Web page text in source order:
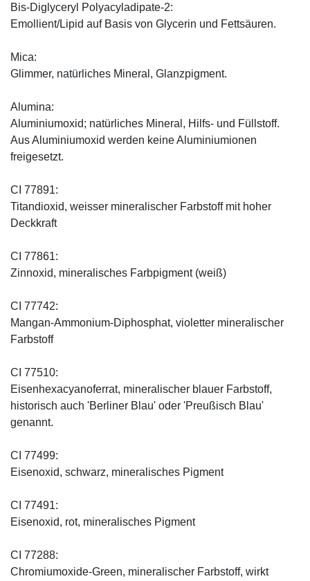
Bis-Diglyceryl Polyacyladipate-2:
Emollient/Lipid auf Basis von Glycerin und Fettsäuren.
Mica:
Glimmer, natürliches Mineral, Glanzpigment.
Alumina:
Aluminiumoxid; natürliches Mineral, Hilfs- und Füllstoff.
Aus Aluminiumoxid werden keine Aluminiumionen
freigesetzt.
CI 77891:
Titandioxid, weisser mineralischer Farbstoff mit hoher
Deckkraft
CI 77861:
Zinnoxid, mineralisches Farbpigment (weiß)
CI 77742:
Mangan-Ammonium-Diphosphat, violetter mineralischer
Farbstoff
CI 77510:
Eisenhexacyanoferrat, mineralischer blauer Farbstoff,
historisch auch 'Berliner Blau' oder 'Preußisch Blau'
genannt.
CI 77499:
Eisenoxid, schwarz, mineralisches Pigment
CI 77491:
Eisenoxid, rot, mineralisches Pigment
CI 77288:
Chromiumoxide-Green, mineralischer ­Farbstoff, wirkt